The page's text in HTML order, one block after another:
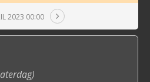
2023 00:00